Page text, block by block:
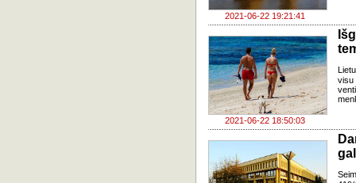
2021-06-22 19:21:41
2021-06-22 18:50:03